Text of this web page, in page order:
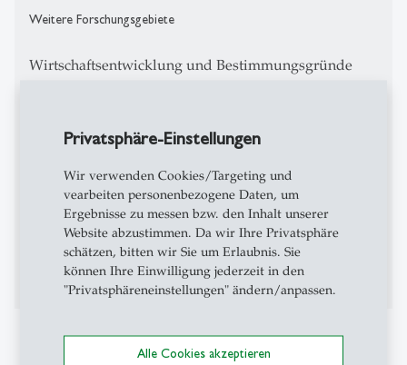
Privatsphäre-Einstellungen
Wir verwenden Cookies/Targeting und
vearbeiten personenbezogene Daten, um
Ergebnisse zu messen bzw. den Inhalt unserer
Website abzustimmen. Da wir Ihre Privatsphäre
schätzen, bitten wir Sie um Erlaubnis. Sie
können Ihre Einwilligung jederzeit in den
"Privatsphäreneinstellungen" ändern/anpassen.
Alle Cookies akzeptieren
Weitere Forschungsgebiete
Wirtschaftsentwicklung und Bestimmungsgründe
Aussenhandel und imperfekte Finanzmärkte
Ungleichheit und Aussenhandel
Industrieökonomik